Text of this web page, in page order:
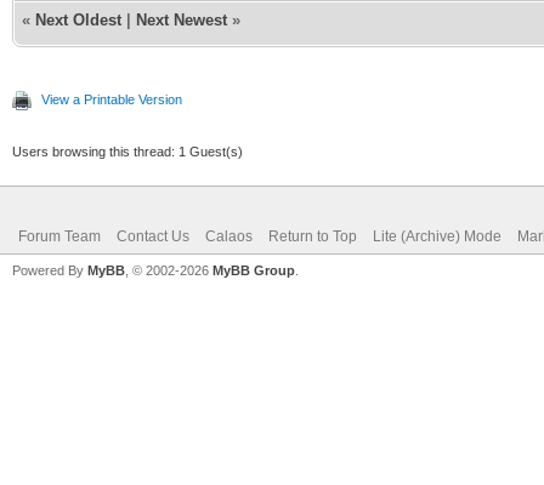
« Next Oldest Next Newest »
View a Printable Version
Users browsing this thread: 1 Guest(s)
Forum Team Contact Us Calaos Return to Top Lite (Archive) Mode
Powered By MyBB , © 2002-2026 MyBB Group